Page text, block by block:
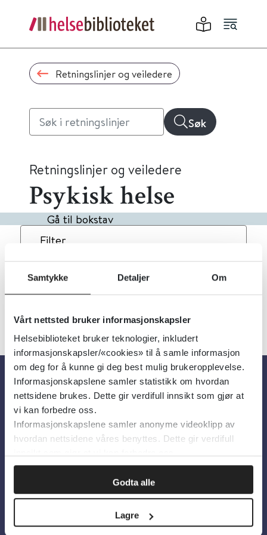
Samtykke Detaljer Om
Vårt nettsted bruker informasjonskapsler
Helsebiblioteket bruker teknologier, inkludert
informasjonskapsler/«cookies» til å samle informasjon
om deg for å kunne gi deg best mulig brukeropplevelse.
Informasjonskapslene samler statistikk om hvordan
nettsidene brukes. Dette gir verdifull innsikt som gjør at
vi kan forbedre oss.
Informasjonskapslene samler anonyme videoklipp av
hvordan nettsidene våres benyttes. Dette gir verdifull
Godta alle
Lagre
Retningslinjer og veiledere
Søk
Retningslinjer og veiledere
Psykisk helse
Gå til bokstav
Filter
6Treff Dato Alfabetisk
Om oss
Om Helsebiblioteket
Personvern og informasjonskapsler
Tilgjengelighetserklæring
Information in English
Bilder fra Colourbox.com